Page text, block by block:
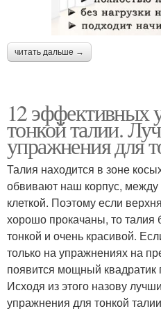
читать дальше →
12 эффективных
тонкой талии.
упражнения для
Талия находится в зоне
обвивают наш корпус, между
клеткой. Поэтому если
хорошо прокачаны, то талия
тонкой и очень красивой.
только на упражнениях на
появится мощный
Исходя из этого назову
упражнения для тонкой